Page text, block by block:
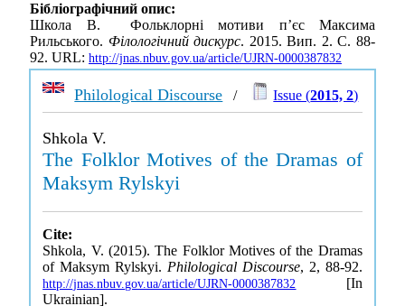
Бібліографічний опис:
Школа В. Фольклорні мотиви пʼєс Максима
Рильського. Філологічний дискурс. 2015. Вип. 2. С. 88-
92. URL: http://jnas.nbuv.gov.ua/article/UJRN-0000387832
Philological Discourse / Issue (2015, 2)
Shkola V.
The Folklor Motives of the Dramas of
Maksym Rylskyi
Cite:
Shkola, V. (2015). The Folklor Motives of the Dramas
of Maksym Rylskyi. Philological Discourse, 2, 88-92.
http://jnas.nbuv.gov.ua/article/UJRN-0000387832 [In
Ukrainian].